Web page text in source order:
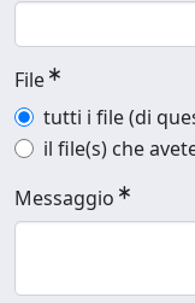
File
tutti i file (di
il file(s) che
Messaggio